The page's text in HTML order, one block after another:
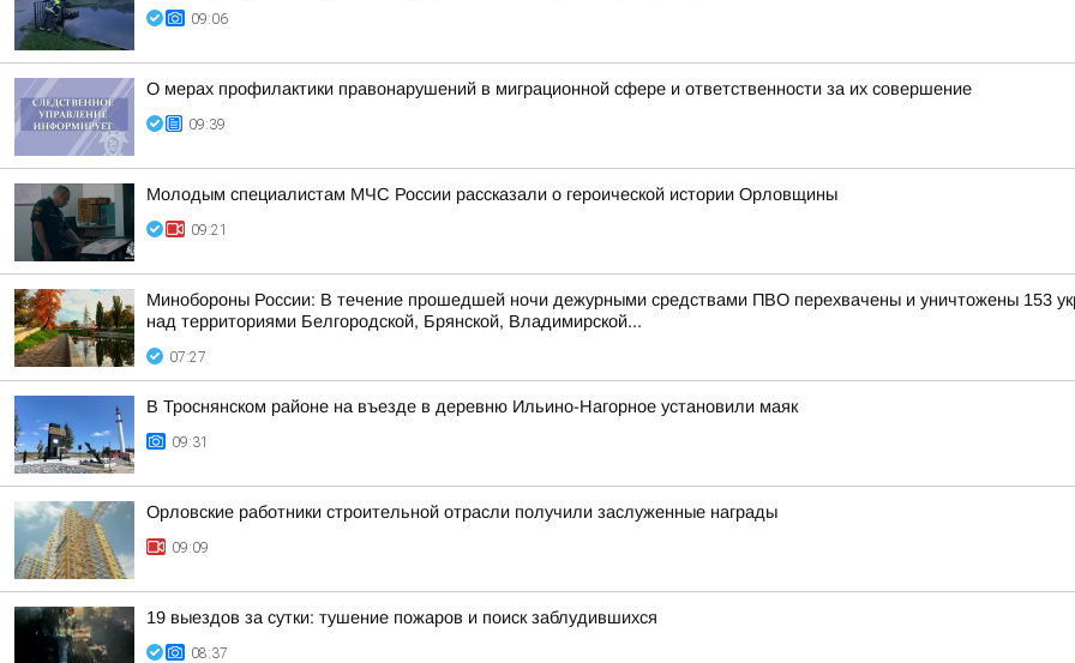
09:06
О мерах профилактики правонарушений в миграционной сфере и ответственности за их совершение
09:39
Молодым специалистам МЧС России рассказали о героической истории Орловщины
09:21
Минобороны России: В течение прошедшей ночи дежурными средствами ПВО перехвачены и уничтожены 153
над территориями Белгородской, Брянской, Владимирской...
07:27
В Троснянском районе на въезде в деревню Ильино-Нагорное установили маяк
09:31
Орловские работники строительной отрасли получили заслуженные награды
09:09
19 выездов за сутки: тушение пожаров и поиск заблудившихся
08:37